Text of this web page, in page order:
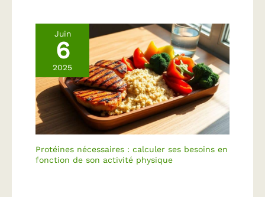
Juin
6
2025
Protéines nécessaires : calculer ses besoins en
fonction de son activité physique